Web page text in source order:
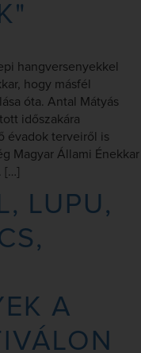
hangversenyekkel
hogy másfél
óta. Antal Mátyás
időszakára
évadok terveiről is
Magyar Állami Énekkar
[…]
LUPU,
A